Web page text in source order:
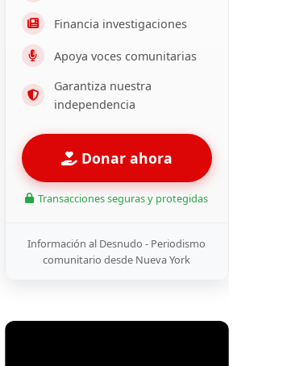
Financia investigaciones
Apoya voces comunitarias
Garantiza nuestra
independencia
Donar ahora
Transacciones seguras y protegidas
Información al Desnudo - Periodismo
comunitario desde Nueva York